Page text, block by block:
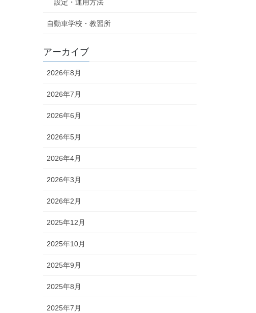
設定・運用方法
自動車学校・教習所
アーカイブ
2026年8月
2026年7月
2026年6月
2026年5月
2026年4月
2026年3月
2026年2月
2025年12月
2025年10月
2025年9月
2025年8月
2025年7月